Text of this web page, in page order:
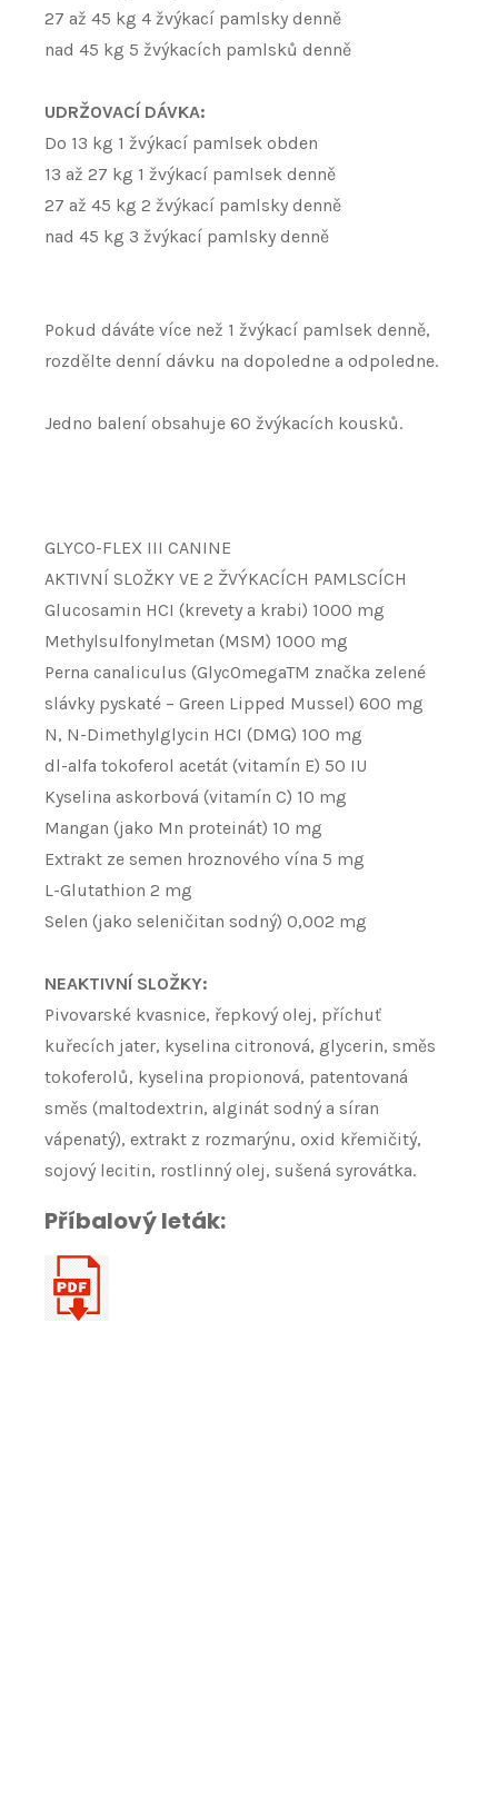
27 až 45 kg 4 žvýkací pamlsky denně
nad 45 kg 5 žvýkacích pamlsků denně
UDRŽOVACÍ DÁVKA:
Do 13 kg 1 žvýkací pamlsek obden
13 až 27 kg 1 žvýkací pamlsek denně
27 až 45 kg 2 žvýkací pamlsky denně
nad 45 kg 3 žvýkací pamlsky denně
Pokud dáváte více než 1 žvýkací pamlsek denně,
rozdělte denní dávku na dopoledne a odpoledne.
Jedno balení obsahuje 60 žvýkacích kousků.
GLYCO-FLEX III CANINE
AKTIVNÍ SLOŽKY VE 2 ŽVÝKACÍCH PAMLSCÍCH
Glucosamin HCI (krevety a krabi) 1000 mg
Methylsulfonylmetan (MSM) 1000 mg
Perna canaliculus (GlycOmegaTM značka zelené
slávky pyskaté – Green Lipped Mussel) 600 mg
N, N-Dimethylglycin HCI (DMG) 100 mg
dl-alfa tokoferol acetát (vitamín E) 50 IU
Kyselina askorbová (vitamín C) 10 mg
Mangan (jako Mn proteinát) 10 mg
Extrakt ze semen hroznového vína 5 mg
L-Glutathion 2 mg
Selen (jako seleničitan sodný) 0,002 mg
NEAKTIVNÍ SLOŽKY:
Pivovarské kvasnice, řepkový olej, příchuť
kuřecích jater, kyselina citronová, glycerin, směs
tokoferolů, kyselina propionová, patentovaná
směs (maltodextrin, alginát sodný a síran
vápenatý), extrakt z rozmarýnu, oxid křemičitý,
sojový lecitin, rostlinný olej, sušená syrovátka.
Příbalový leták: